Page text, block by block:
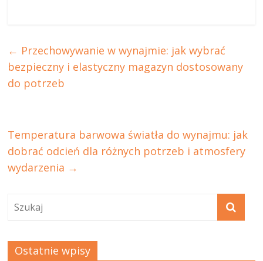
← Przechowywanie w wynajmie: jak wybrać
bezpieczny i elastyczny magazyn dostosowany
do potrzeb
Temperatura barwowa światła do wynajmu: jak
dobrać odcień dla różnych potrzeb i atmosfery
wydarzenia →
Ostatnie wpisy